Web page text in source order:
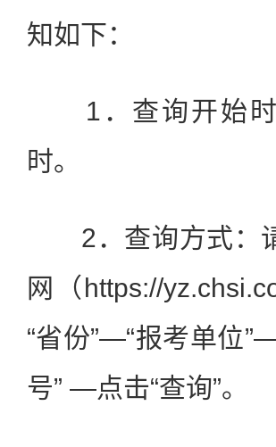
知如下：
1．查询开始时
时。
2．查询方式：请
网（https://
“省份”—“报考单位
号” —点击“查询”。